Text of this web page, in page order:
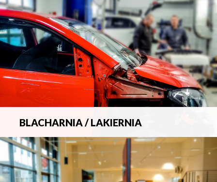
BLACHARNIA / LAKIERNIA
Kompleksowa obsługa wszelkich napraw
blacharsko-lakierniczych.